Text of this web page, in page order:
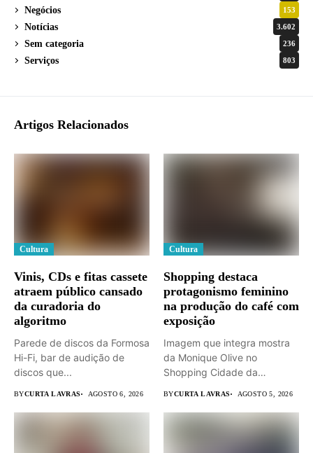
Negócios 153
Notícias 3.602
Sem categoria 236
Serviços 803
Artigos Relacionados
Cultura
Vinis, CDs e fitas cassete
atraem público cansado
da curadoria do
algoritmo
Parede de discos da Formosa
Hi-Fi, bar de audição de
discos que...
BYCURTA LAVRAS AGOSTO 6, 2026
Cultura
Shopping destaca
protagonismo feminino
na produção do café com
exposição
Imagem que integra mostra
da Monique Olive no
Shopping Cidade da
BYCURTA LAVRAS AGOSTO 5, 2026